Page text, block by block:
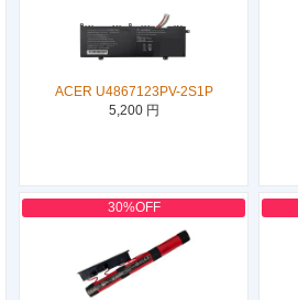
ACER U4867123PV-2S1P
5,200 円
30%OFF